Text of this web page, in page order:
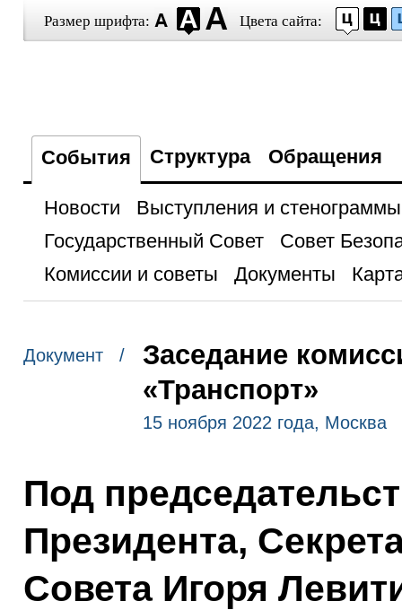
Размер шрифта: Цвета сайта:
События Структура Обращения
Новости
Выступления и стенограммы
Государственный Совет
Совет
Комиссии и советы
Документы
Документ /
Заседание
«Транспорт»
15 ноября 2022 года, Москва
Под
Президента,
Совета Игоря